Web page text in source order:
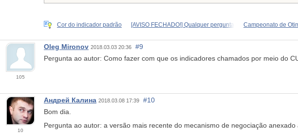
Cor do indicador padrão [AVISO FECHADO!] Qualquer pergunta Campeonato de
105
Oleg Mironov 2018.03.03 20:36
#9
Pergunta ao autor: Como fazer com que os indicadores chamados por meio do
10
Андрей Калина 2018.03.08 17:39
#10
Bom dia.
Pergunta ao autor: a versão mais recente do mecanismo de negociação